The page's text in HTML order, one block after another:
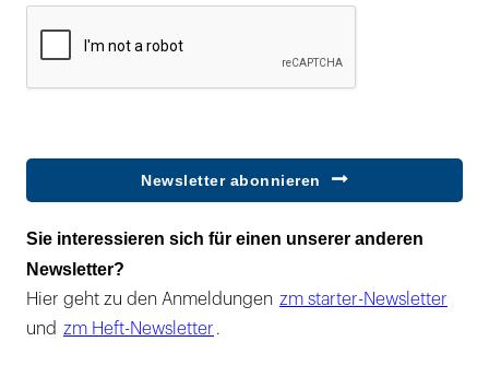
Newsletter abonnieren
Sie interessieren sich für einen unserer anderen
Newsletter?
Hier geht zu den Anmeldungen zm starter-Newsletter
und zm Heft-Newsletter .